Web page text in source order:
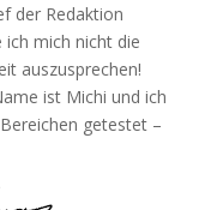
der Redaktion
ich mich nicht die
auszusprechen!
ist Michi und ich
getestet –